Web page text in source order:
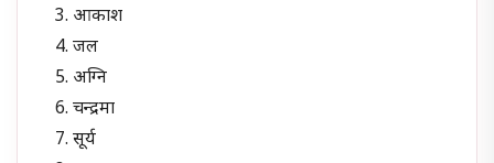
आकाश
जल
अग्नि
चन्द्रमा
सूर्य